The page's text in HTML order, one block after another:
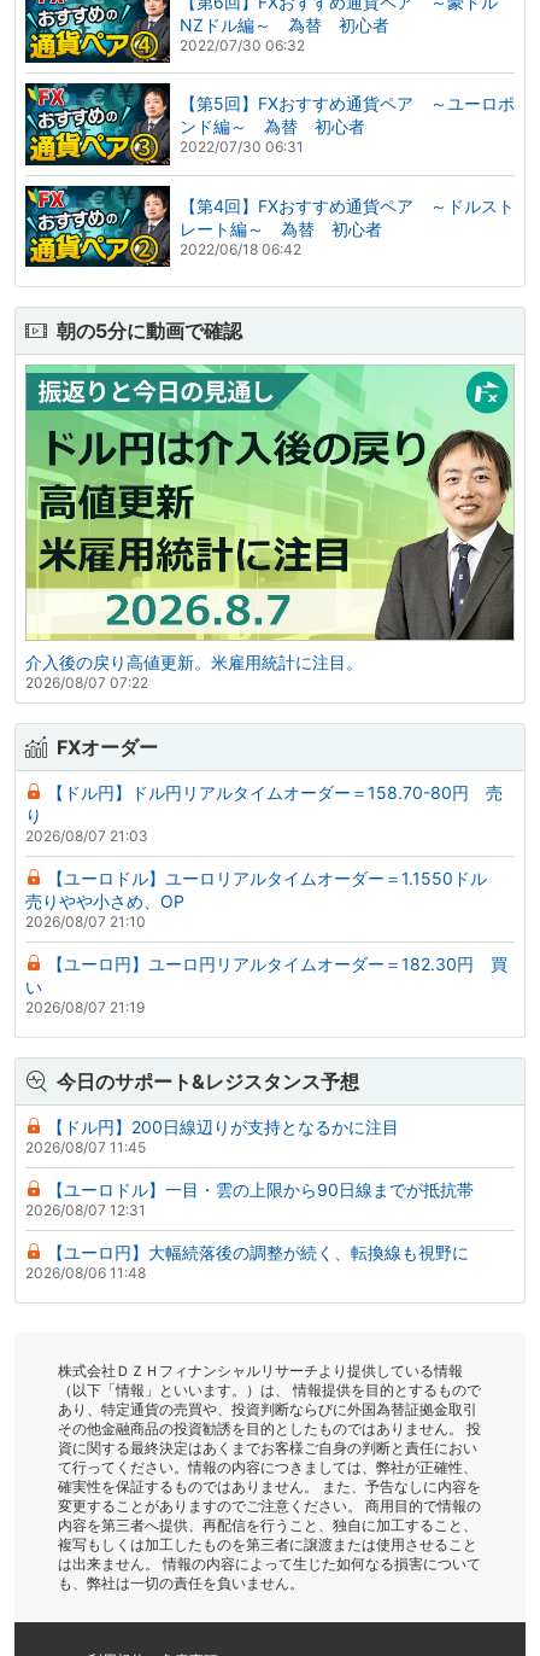
NZドル編～ 為替 初心者
2022/07/30 06:32
【第5回】FXおすすめ通貨ペア ～ユーロポ
ンド編～ 為替 初心者
2022/07/30 06:31
【第4回】FXおすすめ通貨ペア ～ドルスト
レート編～ 為替 初心者
2022/06/18 06:42
朝の5分に動画で確認
介入後の戻り高値更新。米雇用統計に注目。
2026/08/07 07:22
FXオーダー
【ドル円】ドル円リアルタイムオーダー＝158.70-80円 売
り
2026/08/07 21:03
【ユーロドル】ユーロリアルタイムオーダー＝1.1550ドル
売りやや小さめ、OP
2026/08/07 21:10
【ユーロ円】ユーロ円リアルタイムオーダー＝182.30円 買
い
2026/08/07 21:19
今日のサポート&レジスタンス予想
【ドル円】200日線辺りが支持となるかに注目
2026/08/07 11:45
【ユーロドル】一目・雲の上限から90日線までが抵抗帯
2026/08/07 12:31
【ユーロ円】大幅続落後の調整が続く、転換線も視野に
2026/08/06 11:48
株式会社ＤＺＨフィナンシャルリサーチより提供している情報
（以下「情報」といいます。）は、 情報提供を目的とするもので
あり、特定通貨の売買や、投資判断ならびに外国為替証拠金取引
その他金融商品の投資勧誘を目的としたものではありません。 投
資に関する最終決定はあくまでお客様ご自身の判断と責任におい
て行ってください。情報の内容につきましては、弊社が正確性、
確実性を保証するものではありません。 また、予告なしに内容を
変更することがありますのでご注意ください。 商用目的で情報の
内容を第三者へ提供、再配信を行うこと、独自に加工すること、
複写もしくは加工したものを第三者に譲渡または使用させること
は出来ません。 情報の内容によって生じた如何なる損害について
も、弊社は一切の責任を負いません。